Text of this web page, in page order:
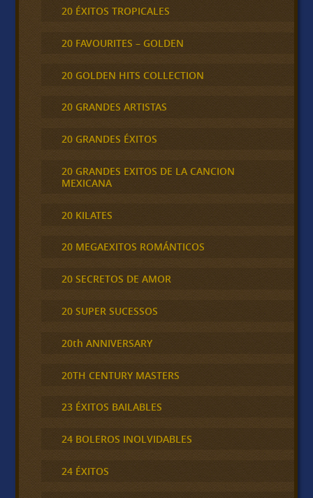
20 ÉXITOS TROPICALES
20 FAVOURITES – GOLDEN
20 GOLDEN HITS COLLECTION
20 GRANDES ARTISTAS
20 GRANDES ÉXITOS
20 GRANDES EXITOS DE LA CANCION
MEXICANA
20 KILATES
20 MEGAEXITOS ROMÁNTICOS
20 SECRETOS DE AMOR
20 SUPER SUCESSOS
20th ANNIVERSARY
20TH CENTURY MASTERS
23 ÉXITOS BAILABLES
24 BOLEROS INOLVIDABLES
24 ÉXITOS